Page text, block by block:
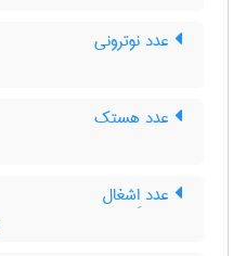
عدد نوترونی
عدد هستک
عدد اِشغال